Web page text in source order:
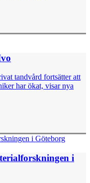
tandvård fortsätter att
har ökat, visar nya
i